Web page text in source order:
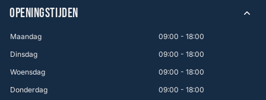
OPENINGSTIJDEN
Maandag
09:00 - 18:00
Dinsdag
09:00 - 18:00
Woensdag
09:00 - 18:00
Donderdag
09:00 - 18:00